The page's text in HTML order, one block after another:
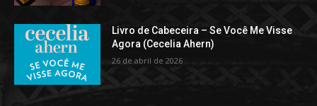
Livro de Cabeceira – Se Você Me Visse
Agora (Cecelia Ahern)
26 de abril de 2026